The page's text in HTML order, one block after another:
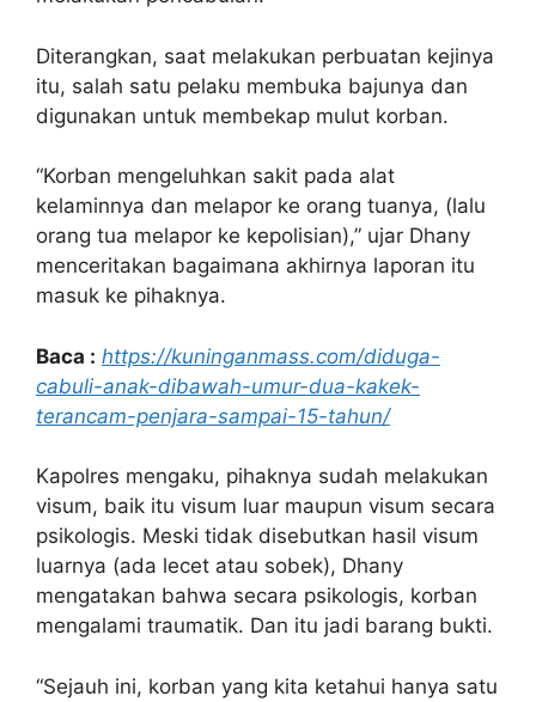
Diterangkan, saat melakukan perbuatan kejinya
itu, salah satu pelaku membuka bajunya dan
digunakan untuk membekap mulut korban.
“Korban mengeluhkan sakit pada alat
kelaminnya dan melapor ke orang tuanya, (lalu
orang tua melapor ke kepolisian),” ujar Dhany
menceritakan bagaimana akhirnya laporan itu
masuk ke pihaknya.
Baca : https://kuninganmass.com/diduga-
cabuli-anak-dibawah-umur-dua-kakek-
terancam-penjara-sampai-15-tahun/
Kapolres mengaku, pihaknya sudah melakukan
visum, baik itu visum luar maupun visum secara
psikologis. Meski tidak disebutkan hasil visum
luarnya (ada lecet atau sobek), Dhany
mengatakan bahwa secara psikologis, korban
mengalami traumatik. Dan itu jadi barang bukti.
“Sejauh ini, korban yang kita ketahui hanya satu